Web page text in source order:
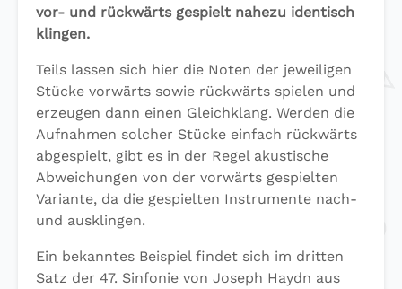
vor- und rückwärts gespielt nahezu identisch
klingen.
Teils lassen sich hier die Noten der jeweiligen
Stücke vorwärts sowie rückwärts spielen und
erzeugen dann einen Gleichklang. Werden die
Aufnahmen solcher Stücke einfach rückwärts
abgespielt, gibt es in der Regel akustische
Abweichungen von der vorwärts gespielten
Variante, da die gespielten Instrumente nach-
und ausklingen.
Ein bekanntes Beispiel findet sich im dritten
Satz der 47. Sinfonie von Joseph Haydn aus